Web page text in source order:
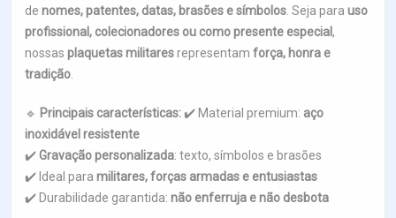
de nomes, patentes, datas, brasões e símbolos . Seja para uso
profissional, colecionadores ou como presente especial,
nossas plaquetas militaresrepresentam força, honra e
tradição
🔹 Principais características:✔️ Material premium: aço
inoxidável resistente
✔️Gravação personalizada: texto, símbolos e brasões
✔️ Ideal para militares, forças armadas e entusiastas
✔️ Durabilidade garantida: não enferruja e não desbota